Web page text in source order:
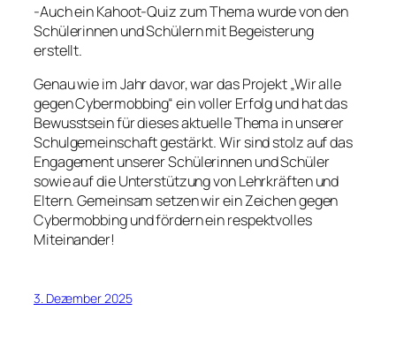
-Auch ein Kahoot-Quiz zum Thema wurde von den
Schülerinnen und Schülern mit Begeisterung
erstellt.
Genau wie im Jahr davor, war das Projekt „Wir alle
gegen Cybermobbing“ ein voller Erfolg und hat das
Bewusstsein für dieses aktuelle Thema in unserer
Schulgemeinschaft gestärkt. Wir sind stolz auf das
Engagement unserer Schülerinnen und Schüler
sowie auf die Unterstützung von Lehrkräften und
Eltern. Gemeinsam setzen wir ein Zeichen gegen
Cybermobbing und fördern ein respektvolles
Miteinander!
3. Dezember 2025